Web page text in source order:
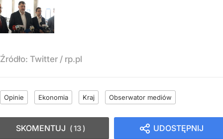
Źródło: Twitter / rp.pl
Opinie Ekonomia Kraj Obserwator mediów
UDOSTĘPNIJ
SKOMENTUJ 13